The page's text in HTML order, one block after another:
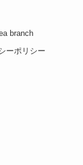
branch
ーポリシー